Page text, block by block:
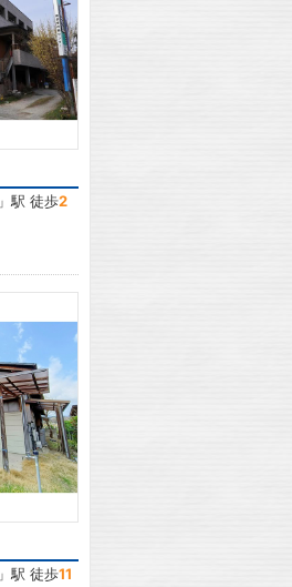
」駅 徒歩2
」駅 徒歩11